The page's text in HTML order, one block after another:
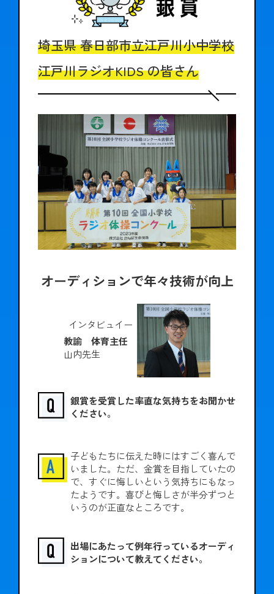
埼玉県 春日部市立江戸川小中学校
江戸川ラジオKIDS の皆さん
オーディションで年々技術が向上
インタビュイー
教諭 体育主任
山内先生
銀賞を受賞した率直な気持ちをお聞かせ
ください。
子どもたちに伝えた時にはすごく喜んで
いました。ただ、金賞を目指していたの
で、すぐに悔しいという気持ちにもなっ
たようです。喜びと悔しさが半分ずつと
いうのが正直なところです。
出場にあたって例年行っているオーディ
ションについて教えてください。